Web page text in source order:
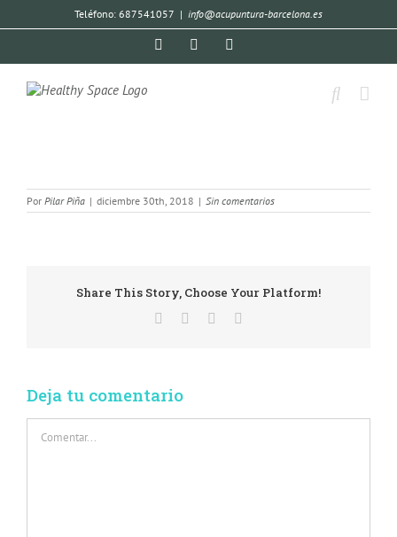
Teléfono: 687541057 | info@acupuntura-barcelona.es
Por Pilar Piña | diciembre 30th, 2018 | Sin comentarios
Share This Story, Choose Your Platform!
Deja tu comentario